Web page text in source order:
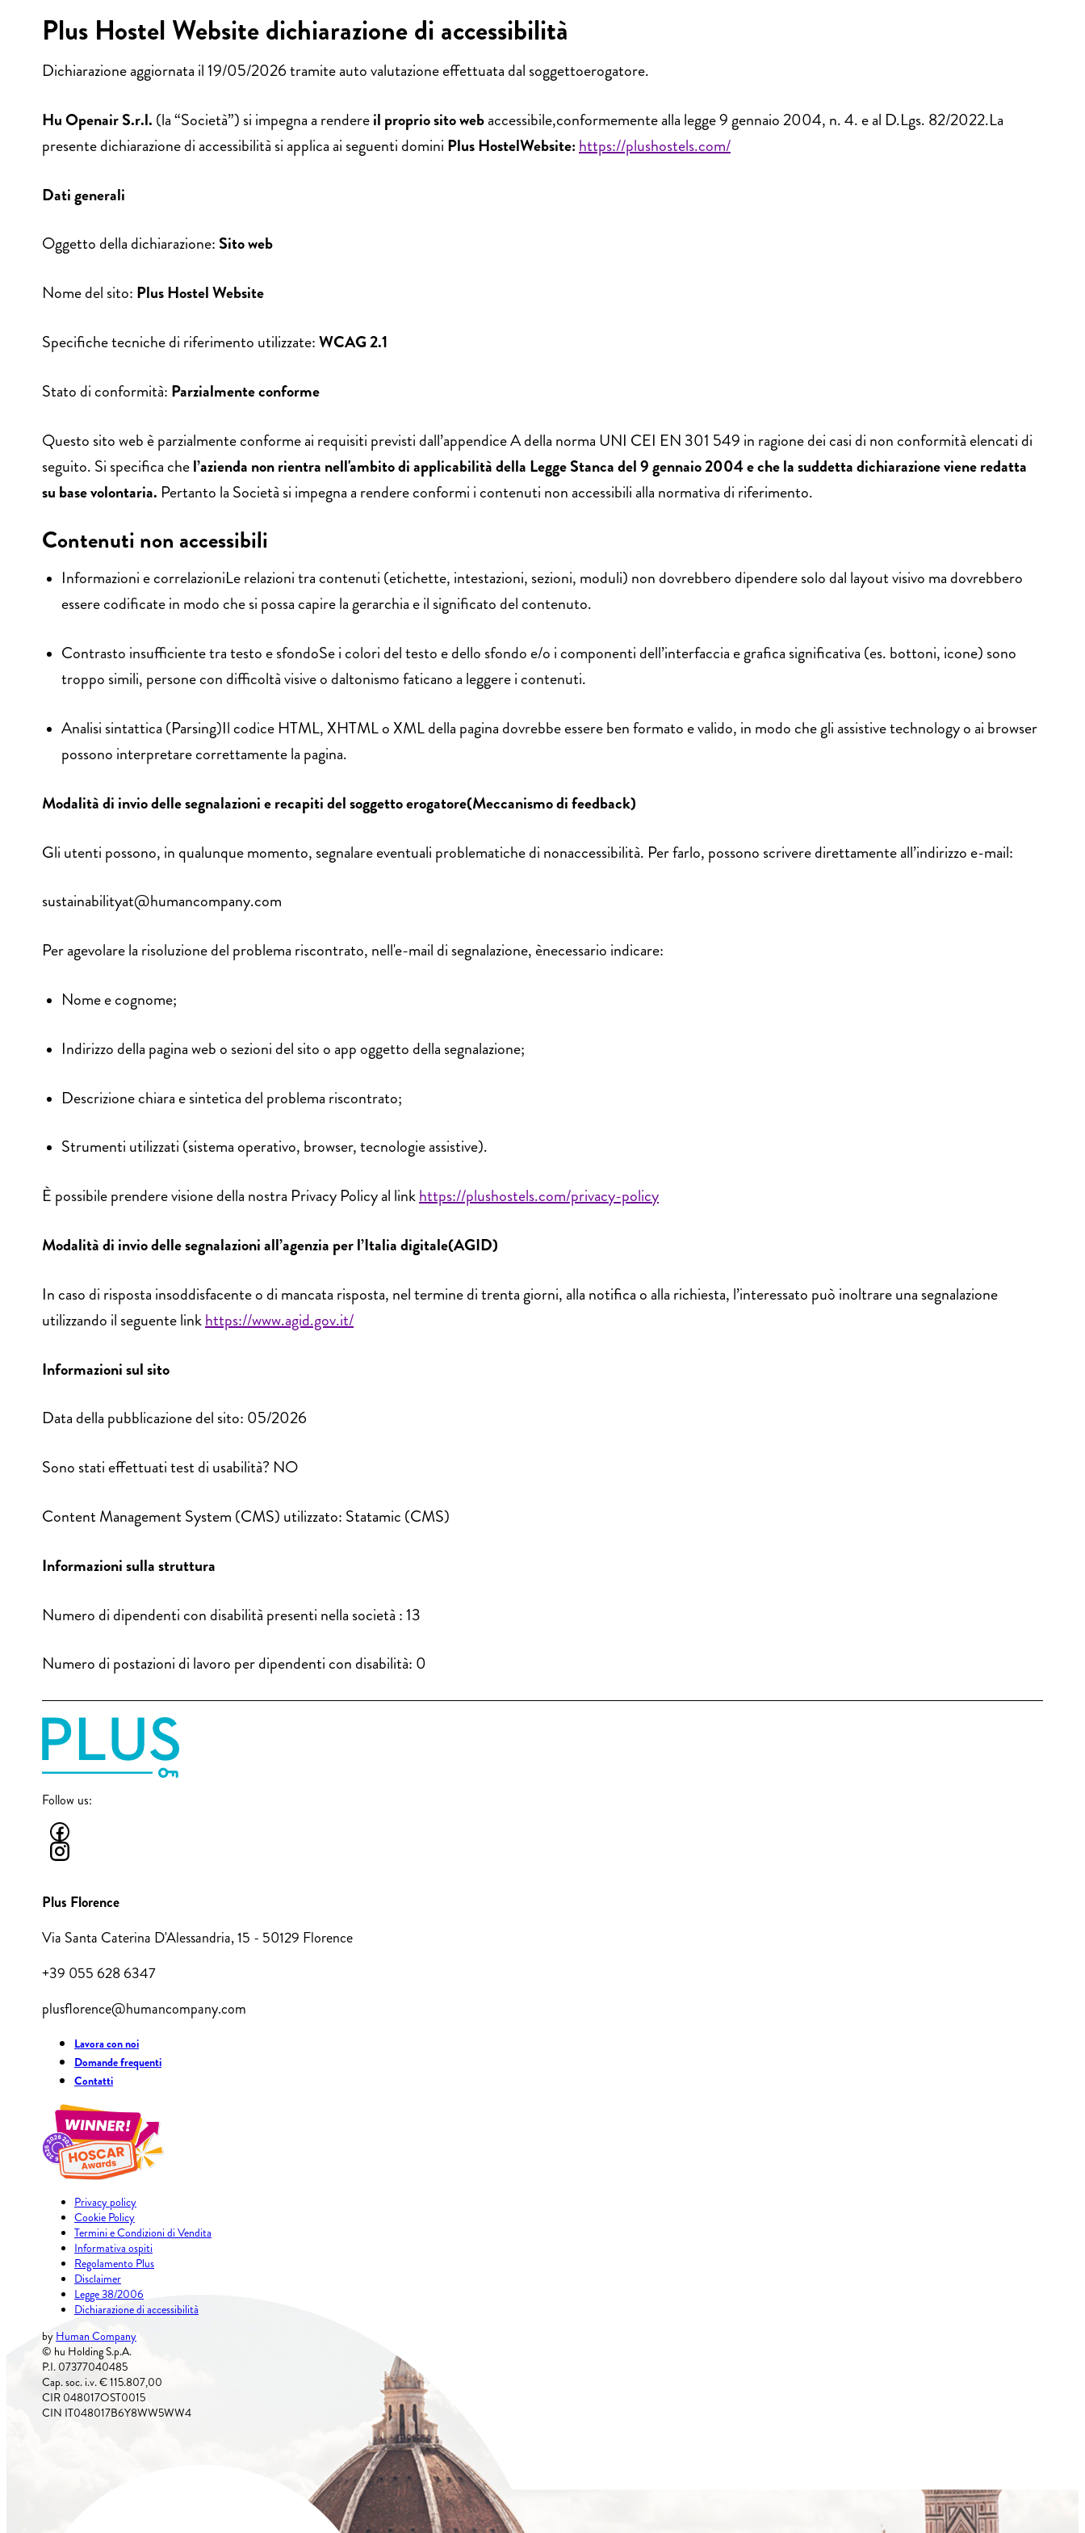
Plus Hostel Website dichiarazione di accessibilità
Dichiarazione aggiornata il 19/05/2026 tramite auto valutazione effettuata dal soggettoerogatore.
Hu Openair S.r.l. (la “Società”) si impegna a rendereil proprio sito webaccessibile,conformemente alla legge 9 gennaio 2004, n. 4. e al D.Lgs. 82/2022.La
presente dichiarazione di accessibilità si applica ai seguenti domini Plus HostelWebsite: https://plushostels.com/
Dati generali
Oggetto della dichiarazione: Sito web
Nome del sito: Plus Hostel Website
Specifiche tecniche di riferimento utilizzate:WCAG 2.1
Stato di conformità: Parzialmente conforme
Questo sito web è parzialmente conforme ai requisiti previsti dall’appendice A della norma UNI CEI EN 301 549 in ragione dei casi di non conformità elencati di
seguito. Si specifica chel’azienda non rientra nell'ambito di applicabilità della Legge Stanca del 9 gennaio 2004 e che la suddetta dichiarazione viene redatta
su base volontaria. Pertanto la Società si impegna a rendere conformi i contenuti non accessibili alla normativa di riferimento.
Contenuti non accessibili
Informazioni e correlazioniLe relazioni tra contenuti (etichette, intestazioni, sezioni, moduli) non dovrebbero dipendere solo dal layout visivo ma dovrebbero
essere codificate in modo che si possa capire la gerarchia e il significato del contenuto.
Contrasto insufficiente tra testo e sfondoSe i colori del testo e dello sfondo e/o i componenti dell’interfaccia e grafica significativa (es. bottoni, icone) sono
troppo simili, persone con difficoltà visive o daltonismo faticano a leggere i contenuti.
Analisi sintattica (Parsing)Il codice HTML, XHTML o XML della pagina dovrebbe essere ben formato e valido, in modo che gli assistive technology o ai browser
possono interpretare correttamente la pagina.
Modalità di invio delle segnalazioni e recapiti del soggetto erogatore(Meccanismo di feedback)
Gli utenti possono, in qualunque momento, segnalare eventuali problematiche di nonaccessibilità. Per farlo, possono scrivere direttamente all’indirizzo e-mail:
sustainabilityat@humancompany.com
Per agevolare la risoluzione del problema riscontrato, nell'e-mail di segnalazione, ènecessario indicare:
Nome e cognome;
Indirizzo della pagina web o sezioni del sito o app oggetto della segnalazione;
Descrizione chiara e sintetica del problema riscontrato;
Strumenti utilizzati (sistema operativo, browser, tecnologie assistive).
È possibile prendere visione della nostra Privacy Policy al linkhttps://plushostels.com/privacy-policy
Modalità di invio delle segnalazioni all’agenzia per l’Italia digitale(AGID)
In caso di risposta insoddisfacente o di mancata risposta, nel termine di trenta giorni, alla notifica o alla richiesta, l’interessato può inoltrare una segnalazione
utilizzando il seguente linkhttps://www.agid.gov.it/
Informazioni sul sito
Data della pubblicazione del sito: 05/2026
Sono stati effettuati test di usabilità? NO
Content Management System (CMS) utilizzato: Statamic (CMS)
Informazioni sulla struttura
Numero di dipendenti con disabilità presenti nella società : 13
Numero di postazioni di lavoro per dipendenti con disabilità: 0
Follow us:
Plus Florence
Via Santa Caterina D'Alessandria, 15 - 50129 Florence
+39 055 628 6347
plusflorence@humancompany.com
Lavora con noi
Domande frequenti
Contatti
Privacy policy
Cookie Policy
Termini e Condizioni di Vendita
Informativa ospiti
Regolamento Plus
Disclaimer
Legge 38/2006
Dichiarazione di accessibilità
by Human Company
© hu Holding S.p.A.
P.I. 07377040485
Cap. soc. i.v. € 115.807,00
CIR 048017OST0015
CIN IT048017B6Y8WW5WW4